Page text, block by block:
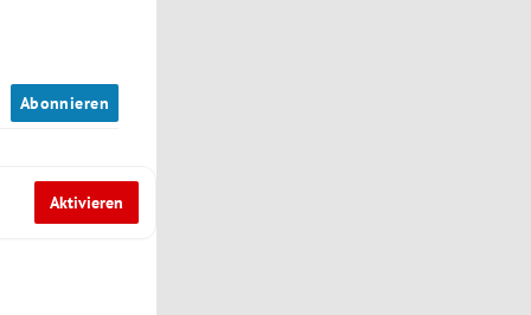
Abonnieren
Aktivieren